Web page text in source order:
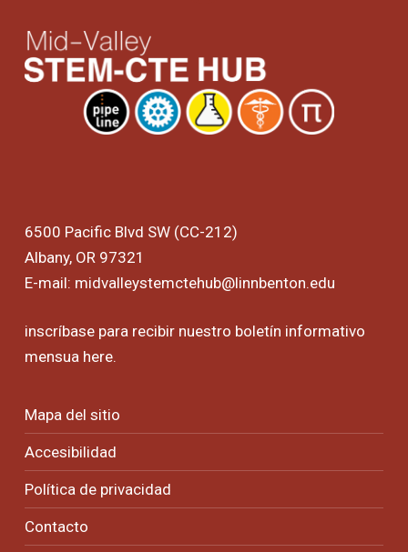
6500 Pacific Blvd SW (CC-212)
Albany, OR 97321
E-mail: midvalleystemctehub@linnbenton.edu
inscríbase para recibir nuestro boletín informativo
mensua here.
Mapa del sitio
Accesibilidad
Política de privacidad
Contacto